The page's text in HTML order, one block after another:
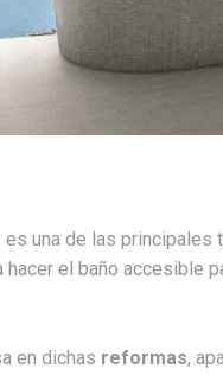
es una de las principales
el baño accesible
en dichas reformas,